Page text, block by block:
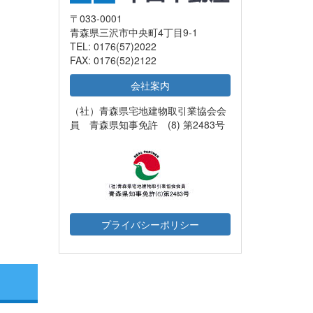
〒033-0001
青森県三沢市中央町4丁目9-1
TEL: 0176(57)2022
FAX: 0176(52)2122
会社案内
（社）青森県宅地建物取引業協会会
員 青森県知事免許 (8) 第2483号
プライバシーポリシー